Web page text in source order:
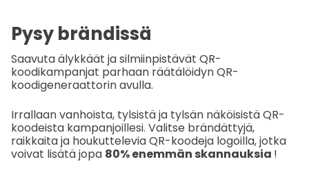
Pysy brändissä
Saavuta älykkäät ja silmiinpistävät QR-
koodikampanjat parhaan räätälöidyn QR-
koodigeneraattorin avulla.
Irrallaan vanhoista, tylsistä ja tylsän näköisistä QR-
koodeista kampanjoillesi. Valitse brändättyjä,
raikkaita ja houkuttelevia QR-koodeja logoilla, jotka
voivat lisätä jopa 80% enemmän skannauksia !